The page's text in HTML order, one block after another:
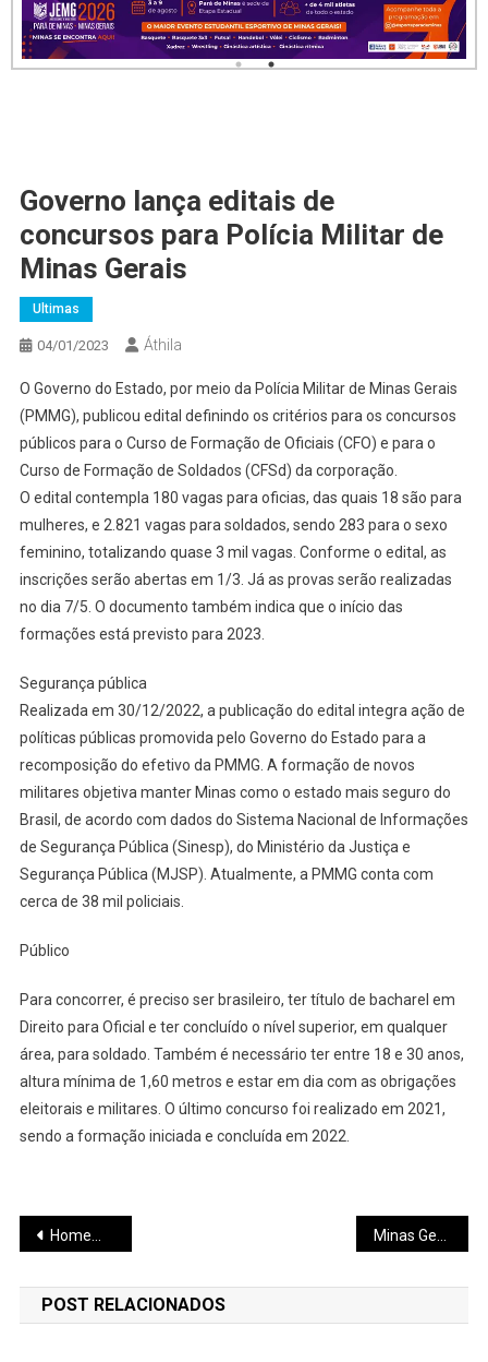
Governo lança editais de
concursos para Polícia Militar de
Minas Gerais
Ultimas
04/01/2023 Áthila
O Governo do Estado, por meio da Polícia Militar de Minas Gerais
(PMMG), publicou edital definindo os critérios para os concursos
públicos para o Curso de Formação de Oficiais (CFO) e para o
Curso de Formação de Soldados (CFSd) da corporação.
O edital contempla 180 vagas para oficias, das quais 18 são para
mulheres, e 2.821 vagas para soldados, sendo 283 para o sexo
feminino, totalizando quase 3 mil vagas. Conforme o edital, as
inscrições serão abertas em 1/3. Já as provas serão realizadas
no dia 7/5. O documento também indica que o início das
formações está previsto para 2023.
Segurança pública
Realizada em 30/12/2022, a publicação do edital integra ação de
políticas públicas promovida pelo Governo do Estado para a
recomposição do efetivo da PMMG. A formação de novos
militares objetiva manter Minas como o estado mais seguro do
Brasil, de acordo com dados do Sistema Nacional de Informações
de Segurança Pública (Sinesp), do Ministério da Justiça e
Segurança Pública (MJSP). Atualmente, a PMMG conta com
cerca de 38 mil policiais.
Público
Para concorrer, é preciso ser brasileiro, ter título de bacharel em
Direito para Oficial e ter concluído o nível superior, em qualquer
área, para soldado. Também é necessário ter entre 18 e 30 anos,
altura mínima de 1,60 metros e estar em dia com as obrigações
eleitorais e militares. O último concurso foi realizado em 2021,
sendo a formação iniciada e concluída em 2022.
Navegação
de
Post
Homem é preso após furto em quadra do bairro Belvedere
POST RELACIONADOS